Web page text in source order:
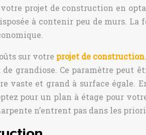
projet de construction en
à contenir peu de murs.
sur votre projet de construction
grandiose. Ce paramètre peut
vaste et grand à surface
pour un plan à étage pour
n’entrent pas dans les